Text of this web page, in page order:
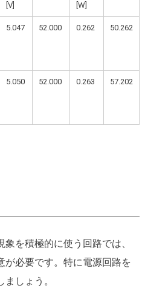
[V]
[W]
5.047 52.000 0.262 50.262
5.050 52.000 0.263 57.202
を積極的に使う回路では、
が必要です。特に電源回路を
しょう。